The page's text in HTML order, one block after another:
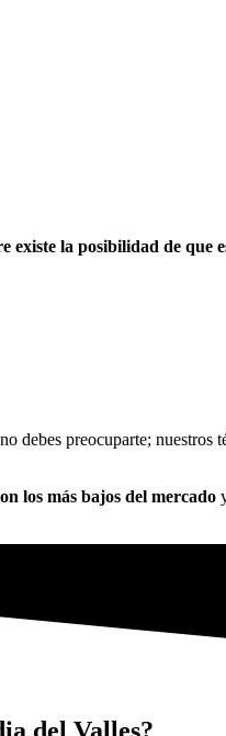
existe la posibilidad de que
debes preocuparte; nuestros
los más bajos del mercado